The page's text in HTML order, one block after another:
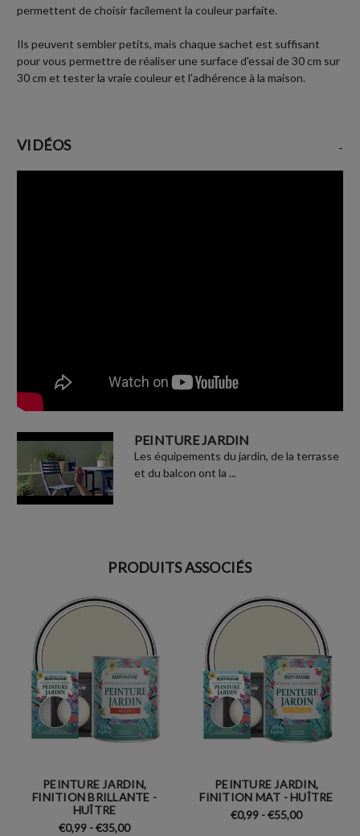
permettent de choisir facilement la couleur parfaite.
Ils peuvent sembler petits, mais chaque sachet est suffisant
pour vous permettre de réaliser une surface d'essai de 30 cm sur
30 cm et tester la vraie couleur et l'adhérence à la maison.
VIDÉOS -
PEINTURE JARDIN
Les équipements du jardin, de la terrasse
et du balcon ont la ...
PRODUITS ASSOCIÉS
PEINTURE JARDIN,
FINITION BRILLANTE -
HUÎTRE
€0,99 - €35,00
PEINTURE JARDIN,
FINITION MAT - HUÎTRE
€0,99 - €55,00